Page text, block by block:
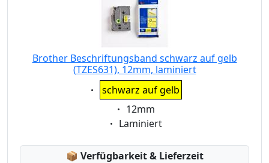
Brother Beschriftungsband schwarz auf gelb
(TZES631), 12mm, laminiert
Eigenschaft:
schwarz auf gelb
Eigenschaft:
12mm
Eigenschaft:
Laminiert
📦 Lagerstatus:
Verfügbarkeit & Lieferzeit